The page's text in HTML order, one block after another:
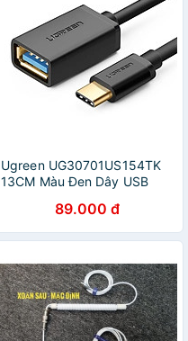
Ugreen UG30701US154TK
13CM Màu Đen Dây USB
HÀNG CHÍNH HÃNG
89.000 đ